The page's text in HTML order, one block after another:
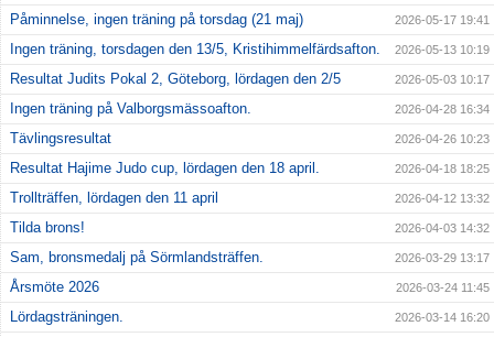
Påminnelse, ingen träning på torsdag (21 maj) 2026-05-17 19:41
Ingen träning, torsdagen den 13/5, Kristihimmelfärdsafton. 2026-05-13 10:19
Resultat Judits Pokal 2, Göteborg, lördagen den 2/5 2026-05-03 10:17
Ingen träning på Valborgsmässoafton. 2026-04-28 16:34
Tävlingsresultat 2026-04-26 10:23
Resultat Hajime Judo cup, lördagen den 18 april. 2026-04-18 18:25
Trollträffen, lördagen den 11 april 2026-04-12 13:32
Tilda brons! 2026-04-03 14:32
Sam, bronsmedalj på Sörmlandsträffen. 2026-03-29 13:17
Årsmöte 2026 2026-03-24 11:45
Lördagsträningen. 2026-03-14 16:20